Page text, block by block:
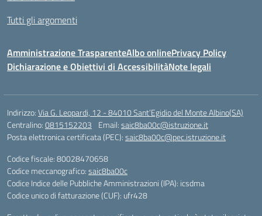
Tutti gli argomenti
Amministrazione TrasparenteAlbo onlinePrivacy Policy
Dichiarazione e Obiettivi di AccessibilitàNote legali
Indirizzo:Via G. Leopardi, 12 - 84010 Sant’Egidio del Monte Albino(SA)
Centralino:0815152203 Email:saic8ba00c@istruzione.it
Posta elettronica certificata (PEC):saic8ba00c@pec.istruzione.it
Codice fiscale: 80028470658
Codice meccanografico:saic8ba00c
Codice Indice delle Pubbliche Amministrazioni (IPA): icsdma
Codice unico di fatturazione (CUF): ufr428